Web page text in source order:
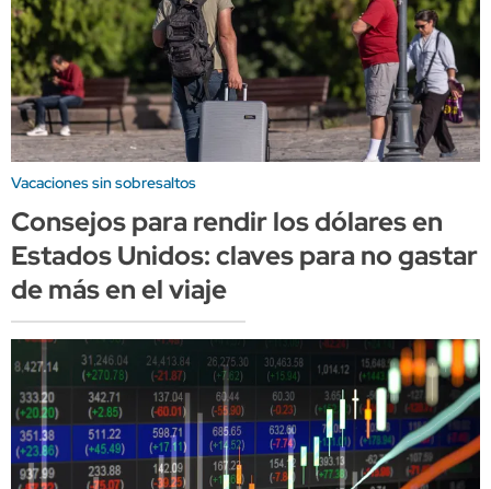
Vacaciones sin sobresaltos
Consejos para rendir los dólares en
Estados Unidos: claves para no gastar
de más en el viaje